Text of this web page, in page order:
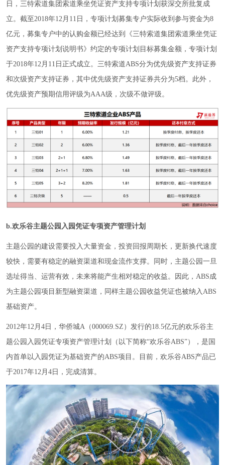
日，三特索道集团索道乘坐凭证资产支持专项计划获深交所批复成
立。截至2018年12月11日，专项计划募集专户实际收到参与资金为8
亿元，募集专户中的认购金额已经达到《三特索道集团索道乘坐凭证
资产支持专项计划说明书》约定的专项计划目标募集金额，专项计划
于2018年12月11日正式成立。三特索道ABS分为优先级资产支持证券
和次级资产支持证券，其中优先级资产支持证券共分为5档。此外，
优先级资产预期信用评级为AAA级，次级不做评级。
b.欢乐谷主题公园入园凭证专项资产管理计划
主题公园的建设需要投入大量资金，投资回报周期长，更新换代速度
较快，需要有稳定的融资渠道和现金流作支撑。同时，主题公园一旦
选址得当、运营有效，未来将能产生相对稳定的收益。因此，ABS成
为主题公园项目新型融资渠道，同样主题公园收益凭证也被纳入ABS
基础资产。
2012年12月4日，华侨城A（000069.SZ）发行的18.5亿元的欢乐谷主
题公园入园凭证专项资产管理计划（以下简称“欢乐谷ABS”），是国
内首单以入园凭证为基础资产的ABS项目。目前，欢乐谷ABS产品已
于2017年12月4日，完成清算。